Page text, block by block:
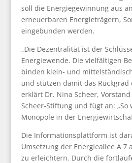
soll die Energiegewinnung aus
erneuerbaren Energieträgern,
eingebunden werden.
„Die Dezentralität ist der
Energiewende. Die vielfältigen
binden klein- und
und stützen damit das Rückgrad
erklärt Dr. Nina Scheer,
Scheer-Stiftung und fügt an:
Monopole in der
Die Informationsplattform ist
Umsetzung der Energieallee A 7
zu erleichtern. Durch die